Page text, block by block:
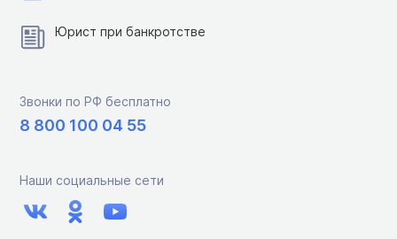
Юрист при банкротстве
Звонки по РФ бесплатно
8 800 100 04 55
Наши социальные сети